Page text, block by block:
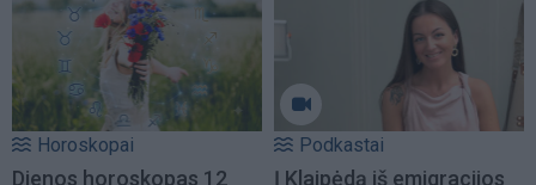
Horoskopai
Dienos horoskopas 12
Podkastai
Į Klaipėdą iš emigracijos